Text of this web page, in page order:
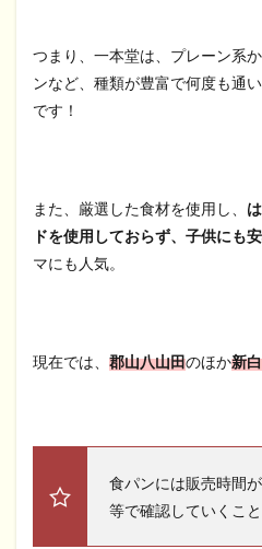
つまり、一本堂は、プレーン系
ンなど、種類が豊富で何度も通
です！
また、厳選した食材を使用し、
ドを使用しておらず、子供にも
マにも人気。
現在では、 郡山八山田のほか新
食パンには販売時間
等で確認していくこ